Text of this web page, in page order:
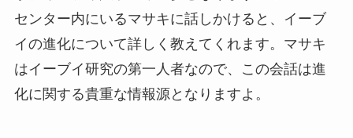
センター内にいるマサキに話しかけると、イーブ
イの進化について詳しく教えてくれます。マサキ
はイーブイ研究の第一人者なので、この会話は進
化に関する貴重な情報源となりますよ。